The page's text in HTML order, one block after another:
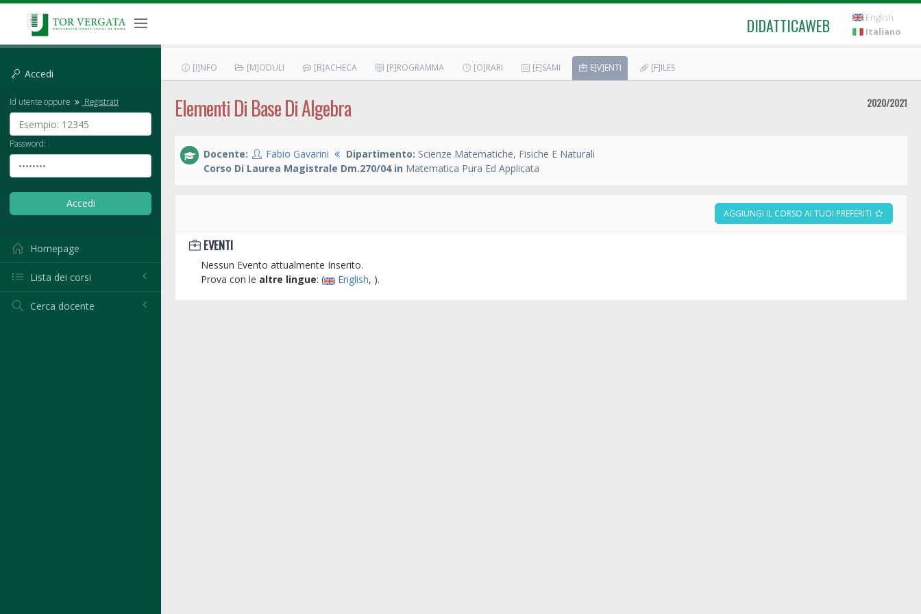
DIDATTICAWEB
English
Italiano
Accedi
Id utente oppure Registrati
Password:
Homepage
Lista dei corsi
Cerca docente
[I]NFO [M]ODULI [B]ACHECA [P]ROGRAMMA [O]RARI [E]SAMI E[V]ENTI [F]ILES
Elementi Di Base Di Algebra 2020/2021
Docente: Fabio Gavarini Dipartimento: Scienze Matematiche, Fisiche E Naturali
Corso Di Laurea Magistrale Dm.270/04 in Matematica Pura Ed Applicata
AGGIUNGI IL CORSO AI TUOI PREFERITI
EVENTI
Nessun Evento attualmente Inserito.
Prova con le altre lingue: ( English, ).